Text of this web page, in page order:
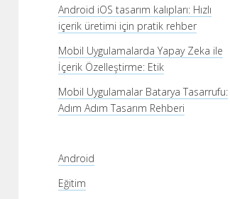
Android iOS tasarım kalıpları: Hızlı
içerik üretimi için pratik rehber
Mobil Uygulamalarda Yapay Zeka ile
İçerik Özelleştirme: Etik
Mobil Uygulamalar Batarya Tasarrufu:
Adım Adım Tasarım Rehberi
Android
Eğitim